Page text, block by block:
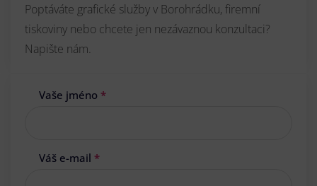
Poptáváte grafické služby v Borohrádku, firemní
tiskoviny nebo chcete jen nezávaznou konzultaci?
Napište nám.
Vaše jméno *
Váš e-mail *